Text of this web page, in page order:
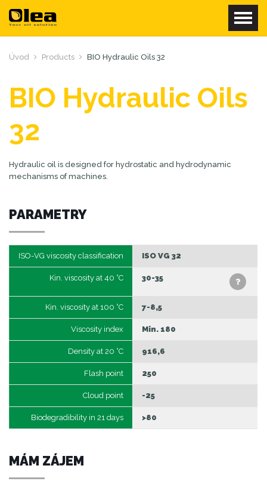
Úvod Products BIO Hydraulic Oils 32
BIO Hydraulic Oils
32
Hydraulic oil is designed for hydrostatic and hydrodynamic
mechanisms of machines.
PARAMETRY
ISO-VG viscosity classification ISO VG 32
Kin. viscosity at 40 °C 30-35
Kin. viscosity at 100 °C 7-8,5
Viscosity index Min. 180
Density at 20 °C 916,6
Flash point 250
Cloud point -25
Biodegradibility in 21 days >80
MÁM ZÁJEM